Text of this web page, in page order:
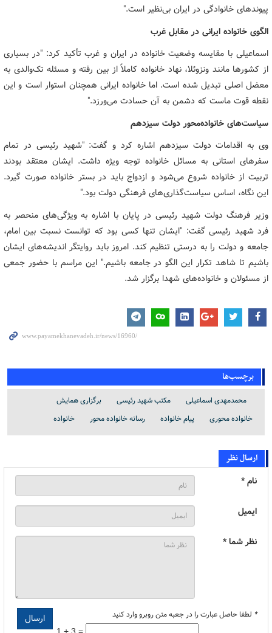
پیوندهای خانوادگی در ایران بی‌نظیر است."
الگوی خانواده ایرانی در مقابل غرب
اسماعیلی با مقایسه وضعیت خانواده در ایران و غرب تأکید کرد: "در بسیاری
از کشورها مانند ونزوئلا، نهاد خانواده کاملاً از بین رفته و مسئله تک‌والدی به
معضل اصلی تبدیل شده است. اما خانواده ایرانی همچنان استوار است و این
نقطه قوت ماست که دشمن به آن حسادت می‌ورزد."
سیاست‌های خانواده‌محور دولت سیزدهم
وی به اقدامات دولت سیزدهم اشاره کرد و گفت: "شهید رئیسی در تمام
سفرهای استانی به مسائل خانواده توجه ویژه داشت. ایشان معتقد بودند
تربیت از خانواده شروع می‌شود و ازدواج باید در بستر خانواده صورت گیرد.
این نگاه، اساس سیاست‌گذاری‌های فرهنگی دولت بود."
وزیر فرهنگ دولت شهید رئیسی در پایان با اشاره به ویژگی‌های منحصر به
فرد شهید رئیسی گفت: "ایشان تنها کسی بود که توانست نسبت بین امام،
جامعه و دولت را به درستی تنظیم کند. امروز باید روایتگر اندیشه‌های ایشان
باشیم تا شاهد تکرار این الگو در جامعه باشیم." این مراسم با حضور جمعی
از مسئولان و خانواده‌های شهدا برگزار شد.
برچسب‌ها
محمدمهدی اسماعیلی مکتب شهید رئیسی
برگزاری همایش
خانواده محوری
پیام خانواده رسانه خانواده محور خانواده
ارسال نظر
نام *
ایمیل
نظر شما *
* لطفا حاصل عبارت را در جعبه متن روبرو وارد کنید